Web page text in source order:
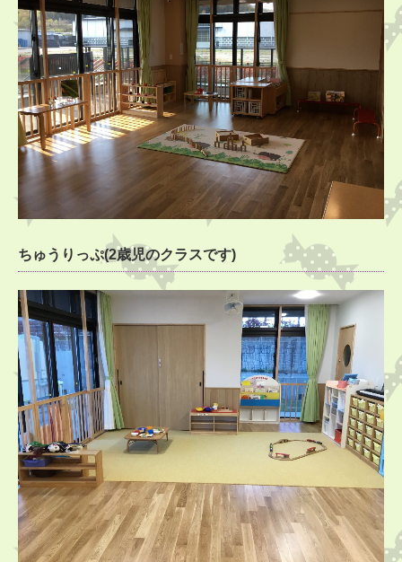
ちゅうりっぷ(2歳児のクラスです)